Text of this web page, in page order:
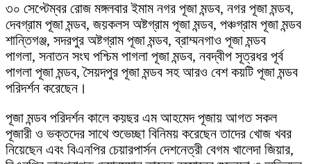
৩০ সেপ্টেম্বর রোজ মঙ্গলবার ইমাম নগর পূজা মন্ডব, নগর পূজা মন্ডব,
দেবগ্রাম পূজা মন্ডব, জয়কলস অষ্টগ্রাম পূজা মন্ডব, পঞ্চগ্রাম পূজা মন্ডব
শান্তিগঞ্জ, সদরপুর অষ্টগ্রাম পূজা মন্ডব, ব্রাম্মনগাও পূজা মন্ডব
পাগলা, সনাতন সংঘ পশ্চিম পাগলা পূজা মন্ডব, নবদ্বীপ সূত্রধর পূর্ব
পাগলা পূজা মন্ডব, সৈয়দপুর পূজা মন্ডব সহ আরও বেশ কয়টি পূজা মন্ডব
পরিদর্শন করেছেন।
পূজা মন্ডব পরিদর্শন কালে কয়ছর এম আহমেদ পূজায় আগত সকল
পূজারী ও ভক্তদের সাথে শুভেচ্ছা বিনিময় করেছেন তাদের খোজ খবর
নিয়েছেন এবং বিএনপির চেয়ারপার্সন দেশনেত্রী বেগম খালেদা জিয়ার,